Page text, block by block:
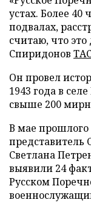
устах. Более
подвалах,
считаю, что
Спиридонов
Он провел
1943 года в
свыше 200
В мае
представитель
Светлана
выявили 24
Русском